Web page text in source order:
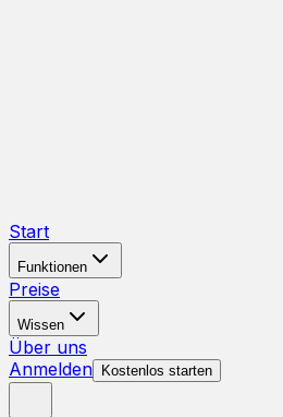
Start
Funktionen
Preise
Wissen
Über uns
Anmelden
Kostenlos starten